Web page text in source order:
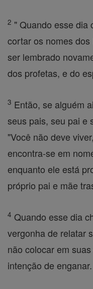
2 " Quando esse dia
cortar os nomes
ser lembrado
dos profetas, e do
3 Então, se alguém
seus pais, seu pai e
"Você não deve
encontra-se em
enquanto ele está
próprio pai e mãe
4 Quando esse dia
vergonha de relatar
não colocar em
intenção de enganar.